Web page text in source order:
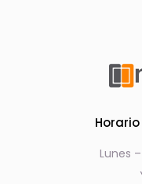
Lunes